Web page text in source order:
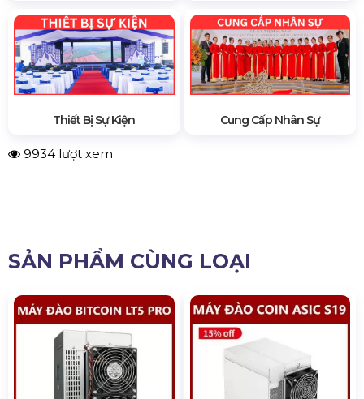
Thiết Bị Sự Kiện Cung Cấp Nhân Sự
9934 lượt xem
SẢN PHẨM CÙNG LOẠI